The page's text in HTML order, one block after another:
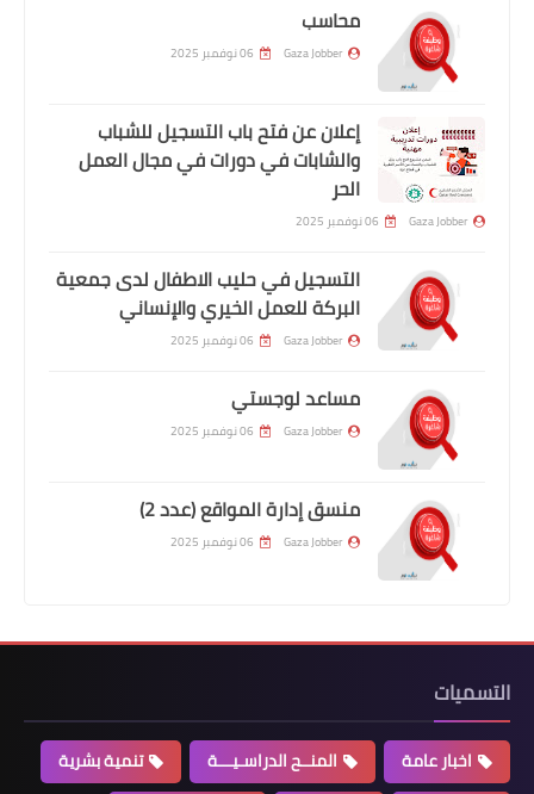
محاسب
Gaza Jobber 06 نوفمبر 2025
إعلان عن فتح باب التسجيل للشباب
والشابات في دورات في مجال العمل
الحر
Gaza Jobber 06 نوفمبر 2025
التسجيل في حليب الاطفال لدى جمعية
البركة للعمل الخيري والإنساني
Gaza Jobber 06 نوفمبر 2025
مساعد لوجستي
Gaza Jobber 06 نوفمبر 2025
منسق إدارة المواقع (عدد 2)
Gaza Jobber 06 نوفمبر 2025
التسميات
اخبار عامة المنــح الدراسـيـــة
تنمية بشرية